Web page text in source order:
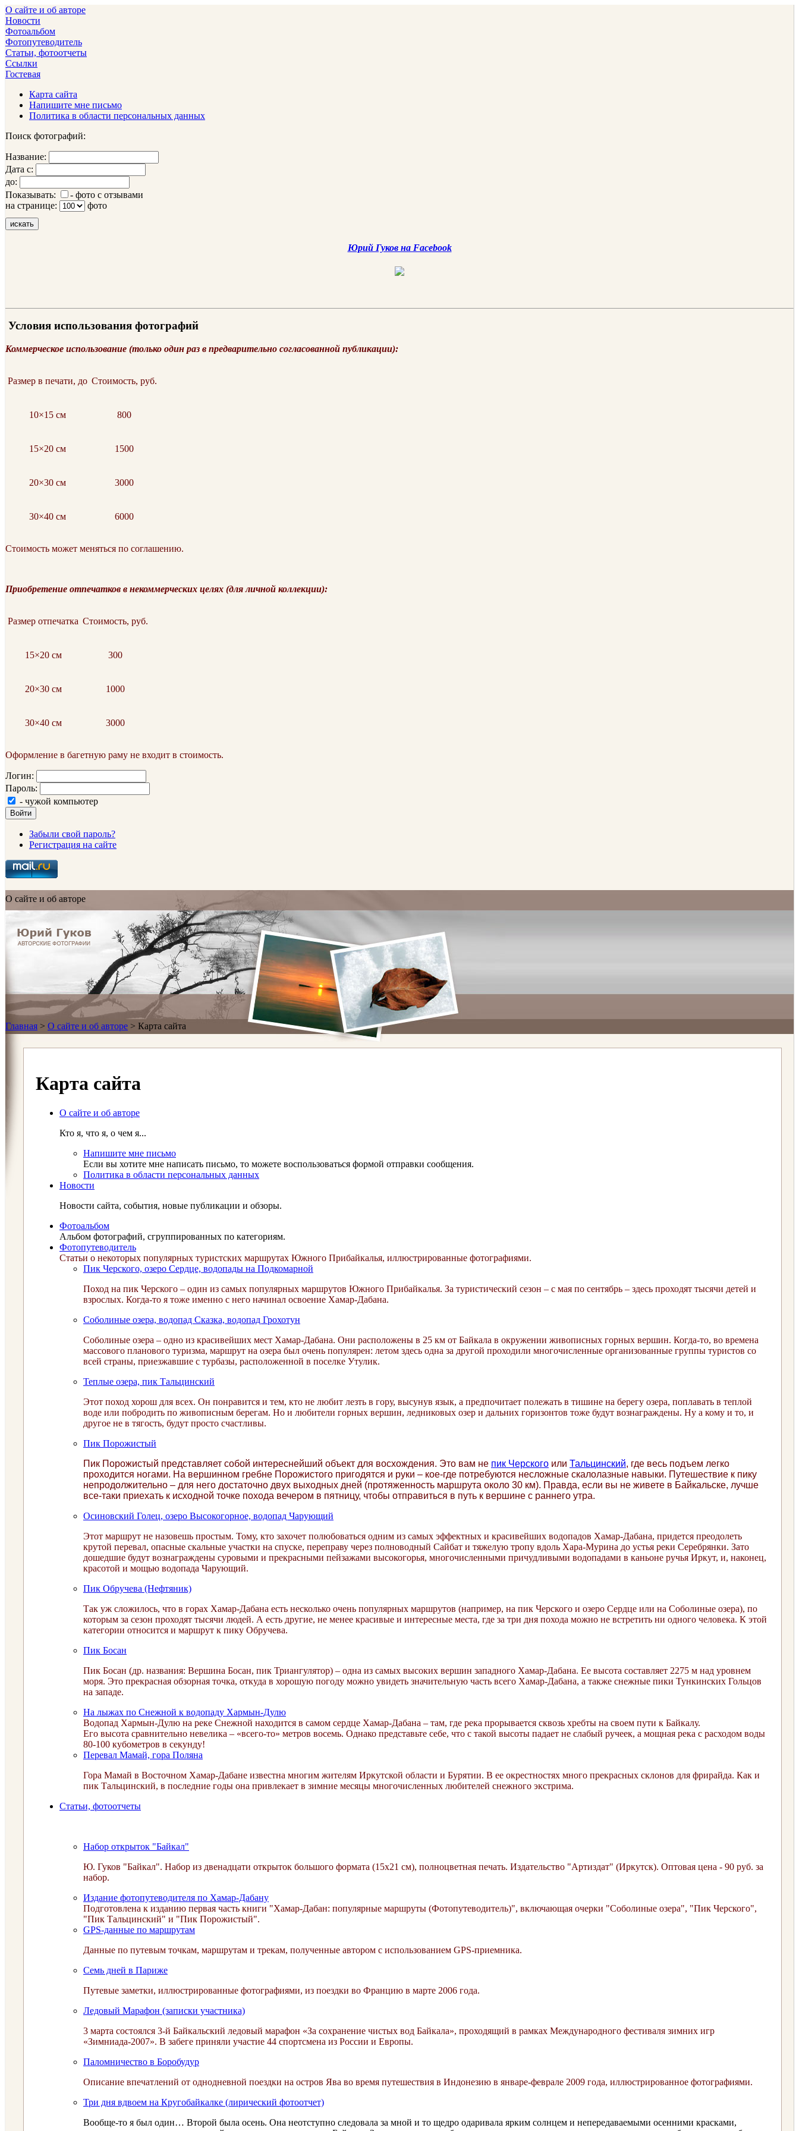
О сайте и об авторе
Новости
Фотоальбом
Фотопутеводитель
Статьи, фотоотчеты
Ссылки
Гостевая
Карта сайта
Напишите мне письмо
Политика в области персональных данных
Поиск фотографий:
Название:
Дата с:
до:
Показывать:
- фото с отзывами
на странице:
фото
искать
Юрий Гуков на Facebook
Условия использования фотографий
Коммерческое использование (только один раз в предварительно согласованной публикации):
Размер в печати, до Стоимость, руб.
10×15 см 800
15×20 см 1500
20×30 см 3000
30×40 см 6000
Стоимость может меняться по соглашению.
Приобретение отпечатков в некоммерческих целях (для личной коллекции):
Размер отпечатка Стоимость, руб.
15×20 см 300
20×30 см 1000
30×40 см 3000
Оформление в багетную раму не входит в стоимость.
Логин:
Пароль:
- чужой компьютер
Войти
Забыли свой пароль?
Регистрация на сайте
О сайте и об авторе
Главная > О сайте и об авторе > Карта сайта
Карта сайта
О сайте и об авторе
Кто я, что я, о чем я...
Напишите мне письмо
Если вы хотите мне написать письмо, то можете воспользоваться формой отправки сообщения.
Политика в области персональных данных
Новости
Новости сайта, события, новые публикации и обзоры.
Фотоальбом
Альбом фотографий, сгруппированных по категориям.
Фотопутеводитель
Статьи о некоторых популярных туристских маршрутах Южного Прибайкалья, иллюстрированные фотографиями.
Пик Черского, озеро Сердце, водопады на Подкомарной
Поход на пик Черского – один из самых популярных маршрутов Южного Прибайкалья. За туристический сезон – с мая по сентябрь – здесь проходят тысячи детей и
взрослых. Когда-то я тоже именно с него начинал освоение Хамар-Дабана.
Соболиные озера, водопад Сказка, водопад Грохотун
Соболиные озера – одно из красивейших мест Хамар-Дабана. Они расположены в 25 км от Байкала в окружении живописных горных вершин. Когда-то, во времена
массового планового туризма, маршрут на озера был очень популярен: летом здесь одна за другой проходили многочисленные организованные группы туристов со
всей страны, приезжавшие с турбазы, расположенной в поселке Утулик.
Теплые озера, пик Тальцинский
Этот поход хорош для всех. Он понравится и тем, кто не любит лезть в гору, высунув язык, а предпочитает полежать в тишине на берегу озера, поплавать в теплой
воде или побродить по живописным берегам. Но и любители горных вершин, ледниковых озер и дальних горизонтов тоже будут вознаграждены. Ну а кому и то, и
другое не в тягость, будут просто счастливы.
Пик Порожистый
Пик Порожистый представляет собой интереснейший объект для восхождения. Это вам не пик Черского или Тальцинский, где весь подъем легко
проходится ногами. На вершинном гребне Порожистого пригодятся и руки – кое-где потребуются несложные скалолазные навыки. Путешествие к пику
непродолжительно – для него достаточно двух выходных дней (протяженность маршрута около 30 км). Правда, если вы не живете в Байкальске, лучше
все-таки приехать к исходной точке похода вечером в пятницу, чтобы отправиться в путь к вершине с раннего утра.
Осиновский Голец, озеро Высокогорное, водопад Чарующий
Этот маршрут не назовешь простым. Тому, кто захочет полюбоваться одним из самых эффектных и красивейших водопадов Хамар-Дабана, придется преодолеть
крутой перевал, опасные скальные участки на спуске, переправу через полноводный Сайбат и тяжелую тропу вдоль Хара-Мурина до устья реки Серебрянки. Зато
дошедшие будут вознаграждены суровыми и прекрасными пейзажами высокогорья, многочисленными причудливыми водопадами в каньоне ручья Иркут, и, наконец,
красотой и мощью водопада Чарующий.
Пик Обручева (Нефтяник)
Так уж сложилось, что в горах Хамар-Дабана есть несколько очень популярных маршрутов (например, на пик Черского и озеро Сердце или на Соболиные озера), по
которым за сезон проходят тысячи людей. А есть другие, не менее красивые и интересные места, где за три дня похода можно не встретить ни одного человека. К этой
категории относится и маршрут к пику Обручева.
Пик Босан
Пик Босан (др. названия: Вершина Босан, пик Триангулятор) – одна из самых высоких вершин западного Хамар-Дабана. Ее высота составляет 2275 м над уровнем
моря. Это прекрасная обзорная точка, откуда в хорошую погоду можно увидеть значительную часть всего Хамар-Дабана, а также снежные пики Тункинских Гольцов
на западе.
На лыжах по Снежной к водопаду Хармын-Дулю
Водопад Хармын-Дулю на реке Снежной находится в самом сердце Хамар-Дабана – там, где река прорывается сквозь хребты на своем пути к Байкалу.
Его высота сравнительно невелика – «всего-то» метров восемь. Однако представьте себе, что с такой высоты падает не слабый ручеек, а мощная река с расходом воды
80-100 кубометров в секунду!
Перевал Мамай, гора Поляна
Гора Мамай в Восточном Хамар-Дабане известна многим жителям Иркутской области и Бурятии. В ее окрестностях много прекрасных склонов для фрирайда. Как и
пик Тальцинский, в последние годы она привлекает в зимние месяцы многочисленных любителей снежного экстрима.
Статьи, фотоотчеты
Набор открыток "Байкал"
Ю. Гуков "Байкал". Набор из двенадцати открыток большого формата (15х21 см), полноцветная печать. Издательство "Артиздат" (Иркутск). Оптовая цена - 90 руб. за
набор.
Издание фотопутеводителя по Хамар-Дабану
Подготовлена к изданию первая часть книги "Хамар-Дабан: популярные маршруты (Фотопутеводитель)", включающая очерки "Соболиные озера", "Пик Черского",
"Пик Тальцинский" и "Пик Порожистый".
GPS-данные по маршрутам
Данные по путевым точкам, маршрутам и трекам, полученные автором с использованием GPS-приемника.
Семь дней в Париже
Путевые заметки, иллюстрированные фотографиями, из поездки во Францию в марте 2006 года.
Ледовый Марафон (записки участника)
3 марта состоялся 3-й Байкальский ледовый марафон «За сохранение чистых вод Байкала», проходящий в рамках Международного фестиваля зимних игр
«Зимниада-2007». В забеге приняли участие 44 спортсмена из России и Европы.
Паломничество в Боробудур
Описание впечатлений от однодневной поездки на остров Ява во время путешествия в Индонезию в январе-феврале 2009 года, иллюстрированное фотографиями.
Три дня вдвоем на Кругобайкалке (лирический фотоотчет)
Вообще-то я был один… Второй была осень. Она неотступно следовала за мной и то щедро одаривала ярким солнцем и непередаваемыми осенними красками,